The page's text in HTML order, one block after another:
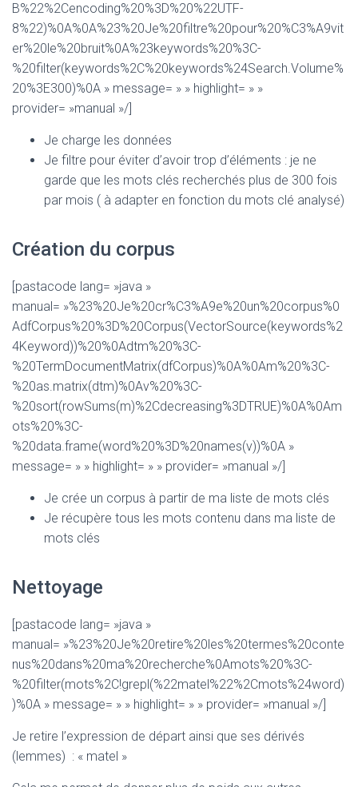
B%22%2Cencoding%20%3D%20%22UTF-
8%22)%0A%0A%23%20Je%20filtre%20pour%20%C3%A9vit
er%20le%20bruit%0A%23keywords%20%3C-
%20filter(keywords%2C%20keywords%24Search.Volume%
20%3E300)%0A » message= » » highlight= » »
provider= »manual »/]
Je charge les données
Je filtre pour éviter d’avoir trop d’éléments : je ne
garde que les mots clés recherchés plus de 300 fois
par mois ( à adapter en fonction du mots clé analysé)
Création du corpus
[pastacode lang= »java »
manual= »%23%20Je%20cr%C3%A9e%20un%20corpus%0
AdfCorpus%20%3D%20Corpus(VectorSource(keywords%2
4Keyword))%20%0Adtm%20%3C-
%20TermDocumentMatrix(dfCorpus)%0A%0Am%20%3C-
%20as.matrix(dtm)%0Av%20%3C-
%20sort(rowSums(m)%2Cdecreasing%3DTRUE)%0A%0Am
ots%20%3C-
%20data.frame(word%20%3D%20names(v))%0A »
message= » » highlight= » » provider= »manual »/]
Je crée un corpus à partir de ma liste de mots clés
Je récupère tous les mots contenu dans ma liste de
mots clés
Nettoyage
[pastacode lang= »java »
manual= »%23%20Je%20retire%20les%20termes%20conte
nus%20dans%20ma%20recherche%0Amots%20%3C-
%20filter(mots%2C!grepl(%22matel%22%2Cmots%24word)
)%0A » message= » » highlight= » » provider= »manual »/]
Je retire l’expression de départ ainsi que ses dérivés
(lemmes) : « matel »